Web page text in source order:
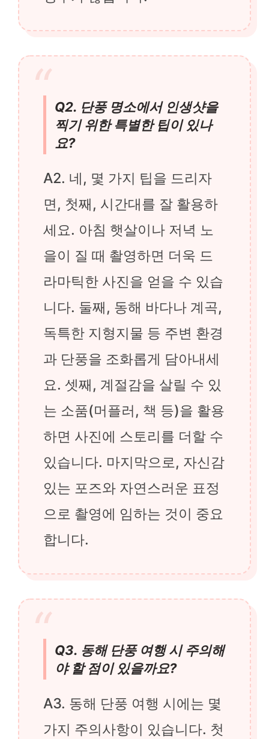
Q2. 단풍 명소에서 인생샷을
찍기 위한 특별한 팁이 있나
요?
A2. 네, 몇 가지 팁을 드리자
면, 첫째, 시간대를 잘 활용하
세요. 아침 햇살이나 저녁 노
을이 질 때 촬영하면 더욱 드
라마틱한 사진을 얻을 수 있습
니다. 둘째, 동해 바다나 계곡,
독특한 지형지물 등 주변 환경
과 단풍을 조화롭게 담아내세
요. 셋째, 계절감을 살릴 수 있
는 소품(머플러, 책 등)을 활용
하면 사진에 스토리를 더할 수
있습니다. 마지막으로, 자신감
있는 포즈와 자연스러운 표정
으로 촬영에 임하는 것이 중요
합니다.
Q3. 동해 단풍 여행 시 주의해
야 할 점이 있을까요?
A3. 동해 단풍 여행 시에는 몇
가지 주의사항이 있습니다. 첫